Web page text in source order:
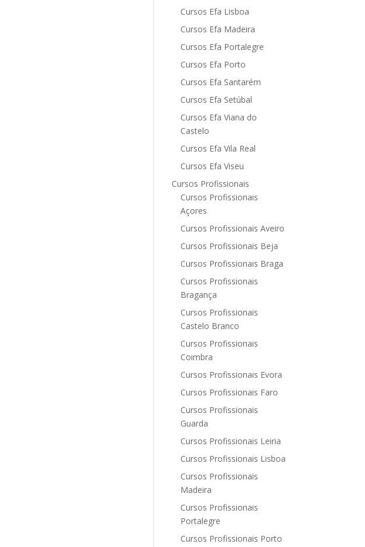
Cursos Efa Lisboa
Cursos Efa Madeira
Cursos Efa Portalegre
Cursos Efa Porto
Cursos Efa Santarém
Cursos Efa Setúbal
Cursos Efa Viana do
Castelo
Cursos Efa Vila Real
Cursos Efa Viseu
Cursos Profissionais
Cursos Profissionais
Açores
Cursos Profissionais Aveiro
Cursos Profissionais Beja
Cursos Profissionais Braga
Cursos Profissionais
Bragança
Cursos Profissionais
Castelo Branco
Cursos Profissionais
Coimbra
Cursos Profissionais Evora
Cursos Profissionais Faro
Cursos Profissionais
Guarda
Cursos Profissionais Leiria
Cursos Profissionais Lisboa
Cursos Profissionais
Madeira
Cursos Profissionais
Portalegre
Cursos Profissionais Porto